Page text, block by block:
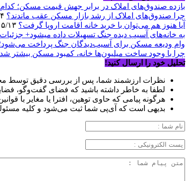
بازده صندوق‌های املاک در برابر جهش قیمت مسکن؛
چرا صندوق‌های املاک از رشد بازار مسکن عقب ماندند؟
آیا هنوز هم می‌توان با خرید خانه اقامت اروپا گرفت؟
به خانه‌های آسیب دیده جنگ تسهیلات داده میشود+ جزئیات
وام ودیعه مسکن برای آسیب‌دیدگان جنگ پرداخت می‌شود؛
چرا با وجود ساخت میلیون‌ها خانه، کمبود مسکن بیشتر
تحلیل خود را ارسال کنید!
نظرات ارزشمند شما، پس از بررسی دقیق توسط
لطفا به خاطر داشته باشید که فضای گفت‌وگو،
هرگونه پیامی که حاوی توهین، افترا یا مغایر با
بدیهی است که آی‌پی شما ثبت می‌شود و کلیه